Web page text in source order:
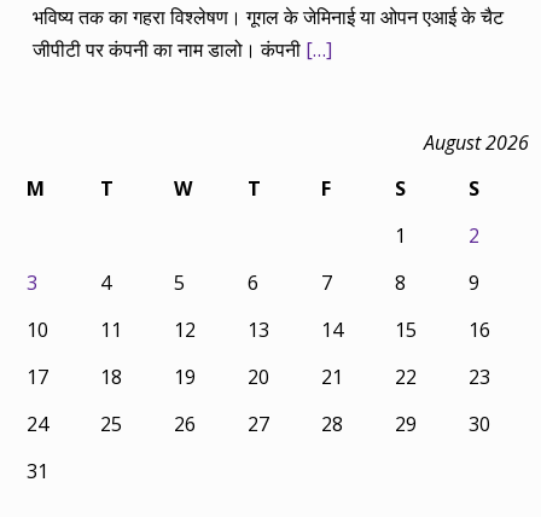
भविष्य तक का गहरा विश्लेषण। गूगल के जेमिनाई या ओपन एआई के चैट
जीपीटी पर कंपनी का नाम डालो। कंपनी […]
August 2026
M
T W T F S
S
1
2
3
4 5 6 7 8
9
10
11 12 13 14 15
16
17
18 19 20 21 22
23
24
25 26 27 28 29
30
31